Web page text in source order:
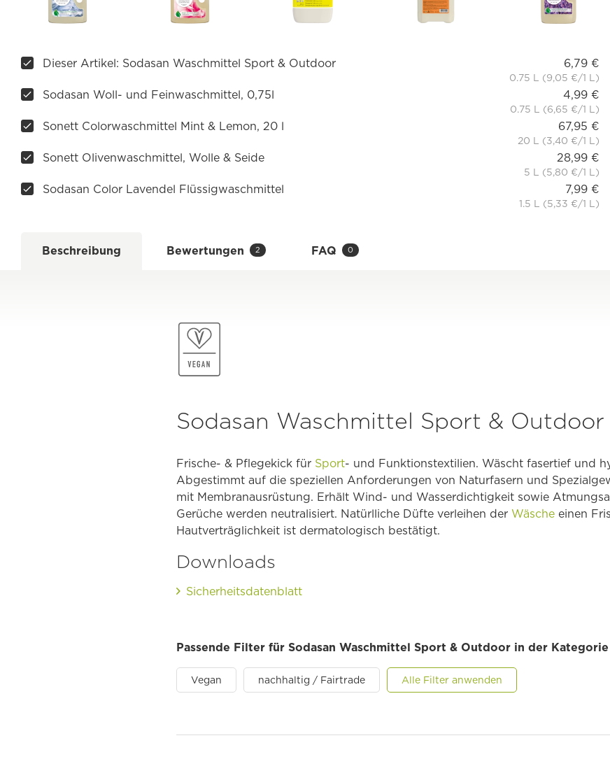
Dieser Artikel: Sodasan Waschmittel Sport & Outdoor 6,79 €
0.75 L (9,05 €/1 L)
Sodasan Woll- und Feinwaschmittel, 0,75l 4,99 €
0.75 L (6,65 €/1 L)
Sonett Colorwaschmittel Mint & Lemon, 20 l 67,95 €
20 L (3,40 €/1 L)
Sonett Olivenwaschmittel, Wolle & Seide 28,99 €
5 L (5,80 €/1 L)
Sodasan Color Lavendel Flüssigwaschmittel 7,99 €
1.5 L (5,33 €/1 L)
Beschreibung Bewertungen 2 FAQ 0
Sodasan Waschmittel Sport & Outdoor
Frische- & Pflegekick für Sport- und Funktionstextilien. Wäscht fasertief und
Abgestimmt auf die speziellen Anforderungen von Naturfasern und
mit Membranausrüstung. Erhält Wind- und Wasserdichtigkeit sowie
Gerüche werden neutralisiert. Natürlliche Düfte verleihen der Wäsche einen
Hautverträglichkeit ist dermatologisch bestätigt.
Downloads
Sicherheitsdatenblatt
Passende Filter für Sodasan Waschmittel Sport & Outdoor in der Kategorie
Vegan nachhaltig / Fairtrade Alle Filter anwenden